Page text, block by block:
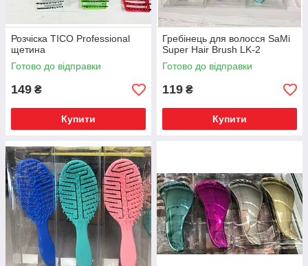
Розчіска TICO Professional
щетина
Готово до відправки
149 ₴
Купити
Гребінець для волосся SaMi
Super Hair Brush LK-2
Готово до відправки
119 ₴
Купити